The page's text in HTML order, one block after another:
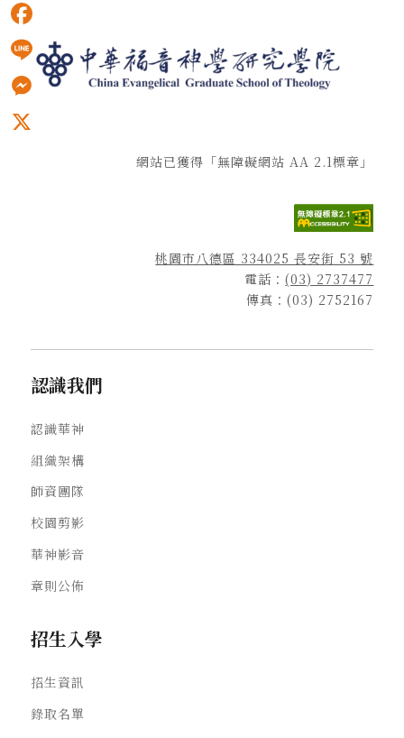
網站已獲得「無障礙網站 AA 2.1標章」
桃園市八德區 334025 長安街 53 號
電話：(03) 2737477
傳真：(03) 2752167
認識我們
認識華神
組織架構
師資團隊
校園剪影
華神影音
章則公佈
招生入學
招生資訊
錄取名單
Facebook
Line
Messenger